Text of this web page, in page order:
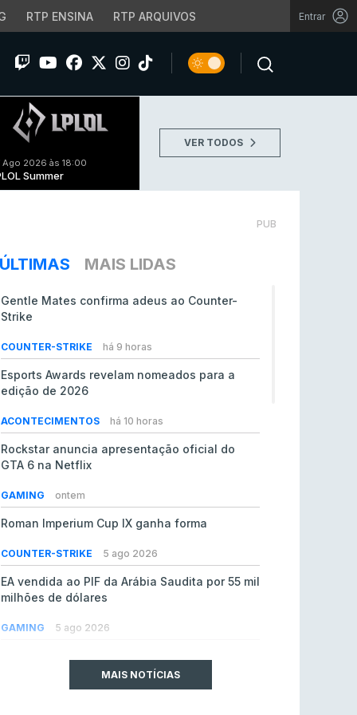
RTP ENSINA RTP ARQUIVOS Entrar
Ago 2026 às 18:00
Summer
VER TODOS
PUB
ÚLTIMAS MAIS LIDAS
Gentle Mates confirma adeus ao Counter-
Strike
COUNTER-STRIKE há 9 horas
Esports Awards revelam nomeados para a
edição de 2026
ACONTECIMENTOS há 10 horas
Rockstar anuncia apresentação oficial do
GTA 6 na Netflix
GAMING ontem
Roman Imperium Cup IX ganha forma
COUNTER-STRIKE 5 ago 2026
EA vendida ao PIF da Arábia Saudita por 55 mil
milhões de dólares
GAMING 5 ago 2026
MAIS NOTÍCIAS